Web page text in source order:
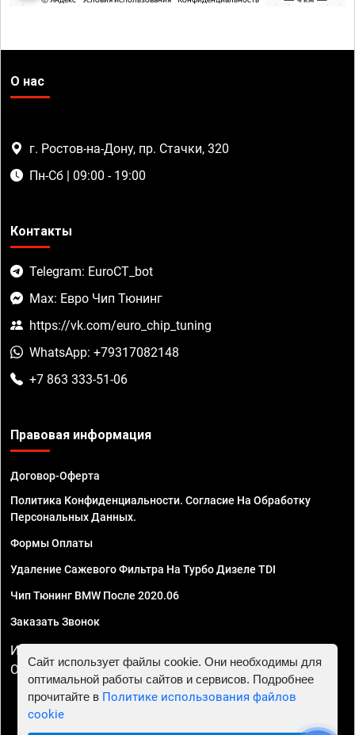
О нас
г. Ростов-на-Дону, пр. Стачки, 320
Пн-Сб | 09:00 - 19:00
Контакты
Telegram: EuroCT_bot
Max: Евро Чип Тюнинг
https://vk.com/euro_chip_tuning
WhatsApp: +79317082148
+7 863 333-51-06
Правовая информация
Договор-Оферта
Политика Конфиденциальности. Согласие На Обработку
Персональных Данных.
Формы Оплаты
Удаление Сажевого Фильтра На Турбо Дизеле TDI
Чип Тюнинг BMW После 2020.06
Заказать Звонок
ИП Смирнов Георгий Павлович. ИНН 781302555843,
ОГРНИП 324470400032610
Сайт использует файлы cookie. Они необходимы для
оптимальной работы сайтов и сервисов. Подробнее
прочитайте в Политике использования файлов
cookie